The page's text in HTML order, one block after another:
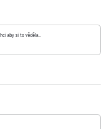
aby si to věděla..